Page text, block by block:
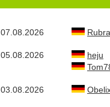
07.08.2026
05.08.2026
heju
03.08.2026